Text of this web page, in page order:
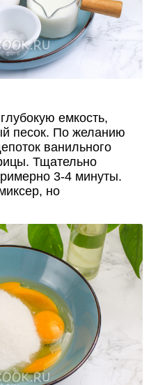
емкость,
песок. По желанию
ванильного
Тщательно
3-4 минуты.
но